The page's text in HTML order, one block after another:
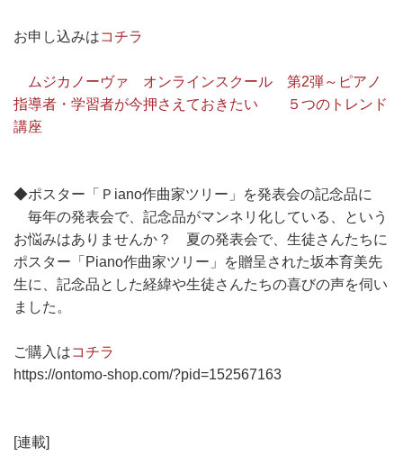
お申し込みはコチラ
ムジカノーヴァ オンラインスクール 第2弾～ピアノ
指導者・学習者が今押さえておきたい ５つのトレンド
講座
◆ポスター「Ｐiano作曲家ツリー」を発表会の記念品に
毎年の発表会で、記念品がマンネリ化している、という
お悩みはありませんか？ 夏の発表会で、生徒さんたちに
ポスター「Piano作曲家ツリー」を贈呈された坂本育美先
生に、記念品とした経緯や生徒さんたちの喜びの声を伺い
ました。
ご購入はコチラ
https://ontomo-shop.com/?pid=152567163
[連載]